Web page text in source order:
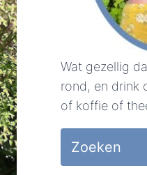
Wat gezellig
rond, en drink
of koffie of
Zoeken